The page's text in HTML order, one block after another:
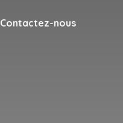
Contactez-nous